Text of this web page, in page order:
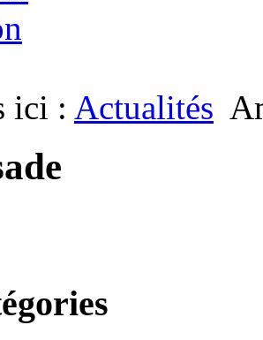
ici : Actualités